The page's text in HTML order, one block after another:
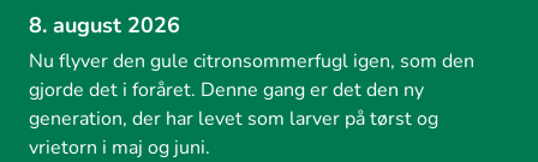
8. august 2026
Nu flyver den gule citronsommerfugl igen, som den
gjorde det i foråret. Denne gang er det den ny
generation, der har levet som larver på tørst og
vrietorn i maj og juni.